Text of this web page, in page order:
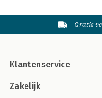
Gratis
Klantenservice
Zakelijk